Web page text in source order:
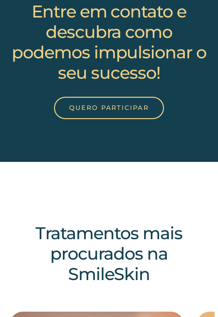
Entre em contato e
descubra como
podemos impulsionar o
seu sucesso!
QUERO PARTICIPAR
Tratamentos mais
procurados na
SmileSkin